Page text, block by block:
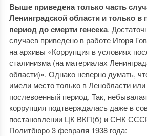
Выше приведена только часть
Ленинградской области и только
период до смерти генсека.
случаев приведено в работе Игоря
на архивы «Коррупция в условиях
сталинизма (на материалах
области)». Однако неверно думать,
имели место только в Ленобласти или
послевоенный период. Так,
коррупция подтверждалась даже в
постановлении ЦК ВКП(б) и СНК
Политбюро 3 февраля 1938 года: